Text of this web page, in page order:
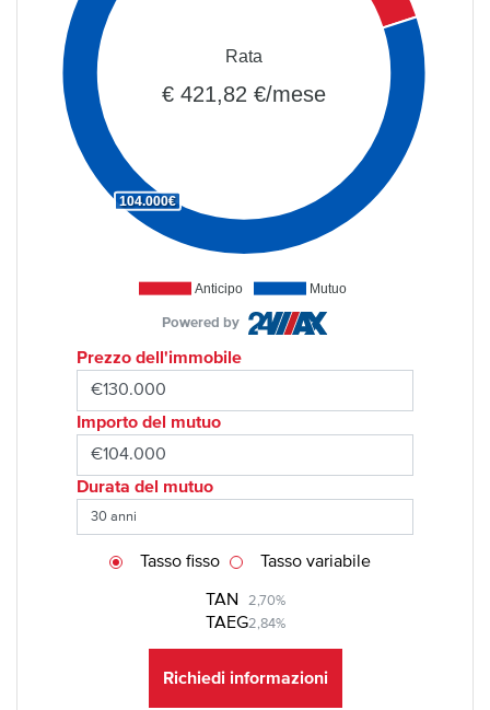
Anticipo Mutuo
104.000€
Rata
€ 421,82 €/mese
Powered by
Prezzo dell'immobile
Importo del mutuo
Durata del mutuo
TAN 2,70%
TAEG2,84%
Tasso fisso Tasso variabile
Richiedi informazioni